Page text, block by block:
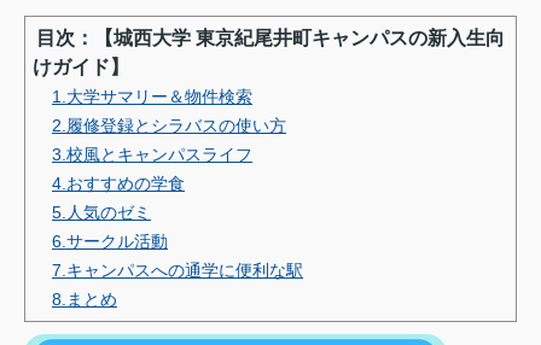
目次：【城西大学 東京紀尾井町キャンパスの新入生向
けガイド】
1.大学サマリー＆物件検索
2.履修登録とシラバスの使い方
3.校風とキャンパスライフ
4.おすすめの学食
5.人気のゼミ
6.サークル活動
7.キャンパスへの通学に便利な駅
8.まとめ